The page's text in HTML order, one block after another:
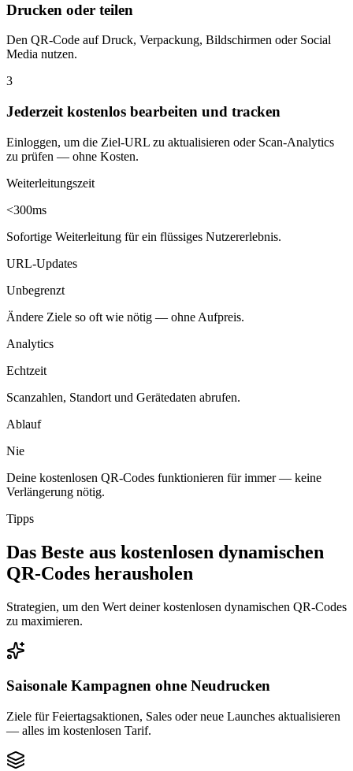
Drucken oder teilen
Den QR-Code auf Druck, Verpackung, Bildschirmen oder Social
Media nutzen.
3
Jederzeit kostenlos bearbeiten und tracken
Einloggen, um die Ziel-URL zu aktualisieren oder Scan-Analytics
zu prüfen — ohne Kosten.
Weiterleitungszeit
<300ms
Sofortige Weiterleitung für ein flüssiges Nutzererlebnis.
URL-Updates
Unbegrenzt
Ändere Ziele so oft wie nötig — ohne Aufpreis.
Analytics
Echtzeit
Scanzahlen, Standort und Gerätedaten abrufen.
Ablauf
Nie
Deine kostenlosen QR-Codes funktionieren für immer — keine
Verlängerung nötig.
Tipps
Das Beste aus kostenlosen dynamischen
QR-Codes herausholen
Strategien, um den Wert deiner kostenlosen dynamischen QR-Codes
zu maximieren.
Saisonale Kampagnen ohne Neudrucken
Ziele für Feiertagsaktionen, Sales oder neue Launches aktualisieren
— alles im kostenlosen Tarif.